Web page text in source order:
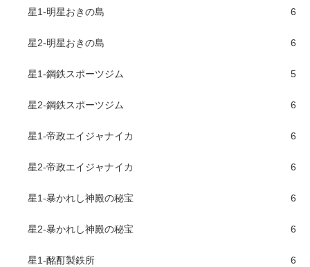
星1-明星おきの島 6
星2-明星おきの島 6
星1-鋼鉄スポーツジム 5
星2-鋼鉄スポーツジム 6
星1-帝政エイジャナイカ 6
星2-帝政エイジャナイカ 6
星1-暴かれし神殿の秘宝 6
星2-暴かれし神殿の秘宝 6
星1-酩酊製鉄所 6